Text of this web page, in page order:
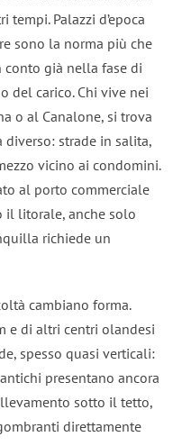
tempi. Palazzi d’epoca
sono la norma più che
conto già nella fase di
del carico. Chi vive nei
o al Canalone, si trova
strade in salita,
vicino ai condomini.
al porto commerciale
il litorale, anche solo
richiede un
cambiano forma.
e di altri centri olandesi
spesso quasi verticali:
presentano ancora
sotto il tetto,
direttamente